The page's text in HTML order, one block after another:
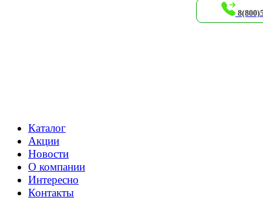
Каталог
Акции
Новости
О компании
Интересно
Контакты